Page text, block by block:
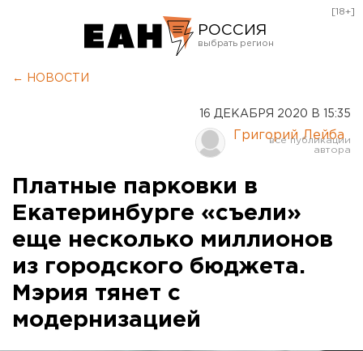
РОССИЯ
Курган
Оренбург
[18+]
← НОВОСТИ
16 ДЕКАБРЯ 2020 В 15:35
Григорий Лейба
Платные парковки в
Екатеринбурге «съели»
еще несколько миллионов
из городского бюджета.
Мэрия тянет с
модернизацией